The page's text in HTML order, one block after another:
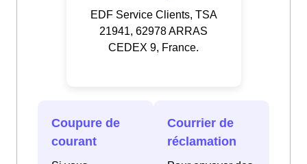
EDF Service Clients, TSA
21941, 62978 ARRAS
CEDEX 9, France.
Coupure de
courant
Courrier de
réclamation